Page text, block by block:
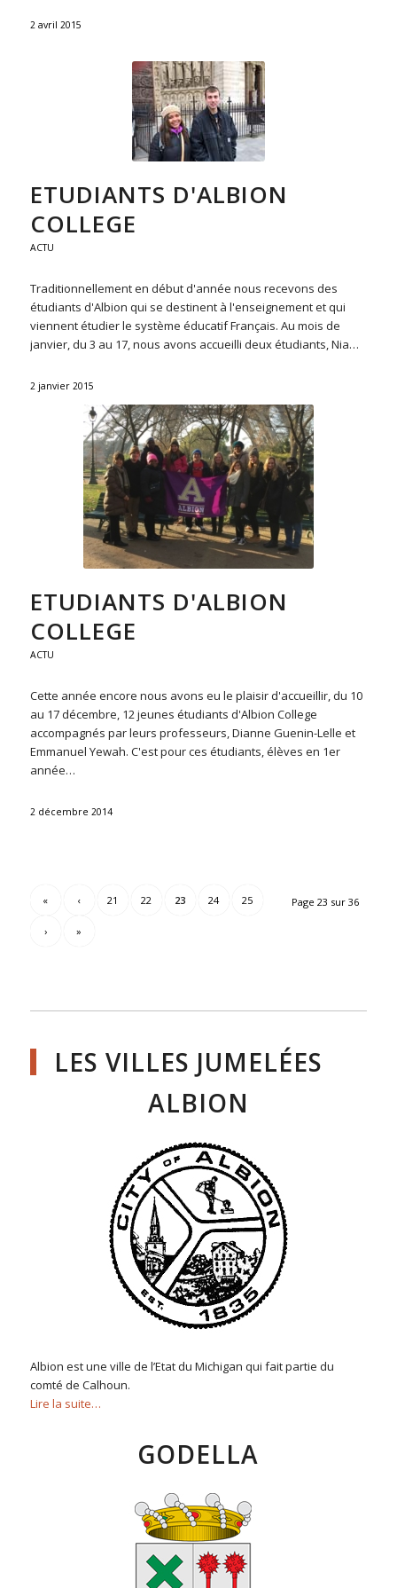
2 avril 2015
ETUDIANTS D'ALBION
COLLEGE
ACTU
Traditionnellement en début d'année nous recevons des
étudiants d'Albion qui se destinent à l'enseignement et qui
viennent étudier le système éducatif Français. Au mois de
janvier, du 3 au 17, nous avons accueilli deux étudiants, Nia…
2 janvier 2015
ETUDIANTS D'ALBION
COLLEGE
ACTU
Cette année encore nous avons eu le plaisir d'accueillir, du 10
au 17 décembre, 12 jeunes étudiants d'Albion College
accompagnés par leurs professeurs, Dianne Guenin-Lelle et
Emmanuel Yewah. C'est pour ces étudiants, élèves en 1er
année…
2 décembre 2014
Page 23 sur 36
« ‹ 21 22 23 24 25
› »
LES VILLES JUMELÉES
ALBION
Albion est une ville de l’Etat du Michigan qui fait partie du
comté de Calhoun.
Lire la suite…
GODELLA